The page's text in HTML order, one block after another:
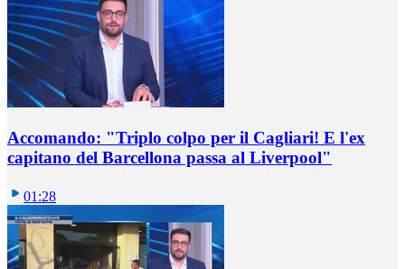
Accomando: "Triplo colpo per il Cagliari! E l'ex
capitano del Barcellona passa al Liverpool"
01:28